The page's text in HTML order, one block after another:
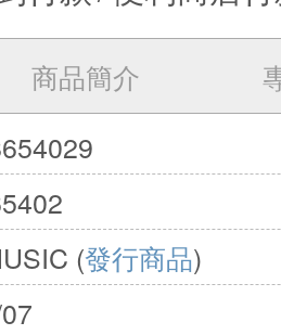
商品簡介
(發行商品)